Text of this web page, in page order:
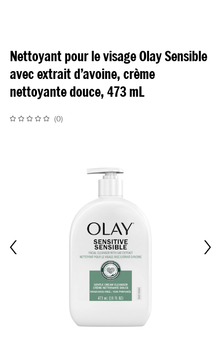
Nettoyant pour le visage Olay Sensible
avec extrait d’avoine, crème
nettoyante douce, 473 mL
(0)